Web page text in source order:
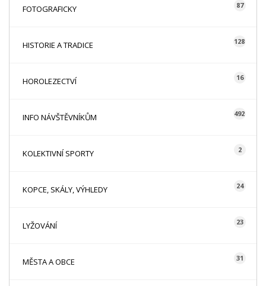
FOTOGRAFICKY 87
HISTORIE A TRADICE 128
HOROLEZECTVÍ 16
INFO NÁVŠTĚVNÍKŮM 492
KOLEKTIVNÍ SPORTY 2
KOPCE, SKÁLY, VÝHLEDY 24
LYŽOVÁNÍ 23
MĚSTA A OBCE 31